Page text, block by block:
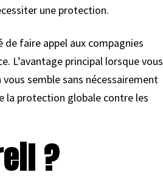
une protection.
de faire appel aux compagnies
L’avantage principal lorsque vous
semble sans nécessairement
la protection globale contre les
?